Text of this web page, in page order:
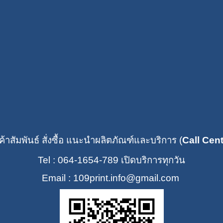
าสัมพันธ์ สั่งซื้อ แนะนำผลิตภัณฑ์และบริการ (Call
Tel : 064-1654-789 เปิดบริการทุกวัน
Email : 109print.info@gmail.com